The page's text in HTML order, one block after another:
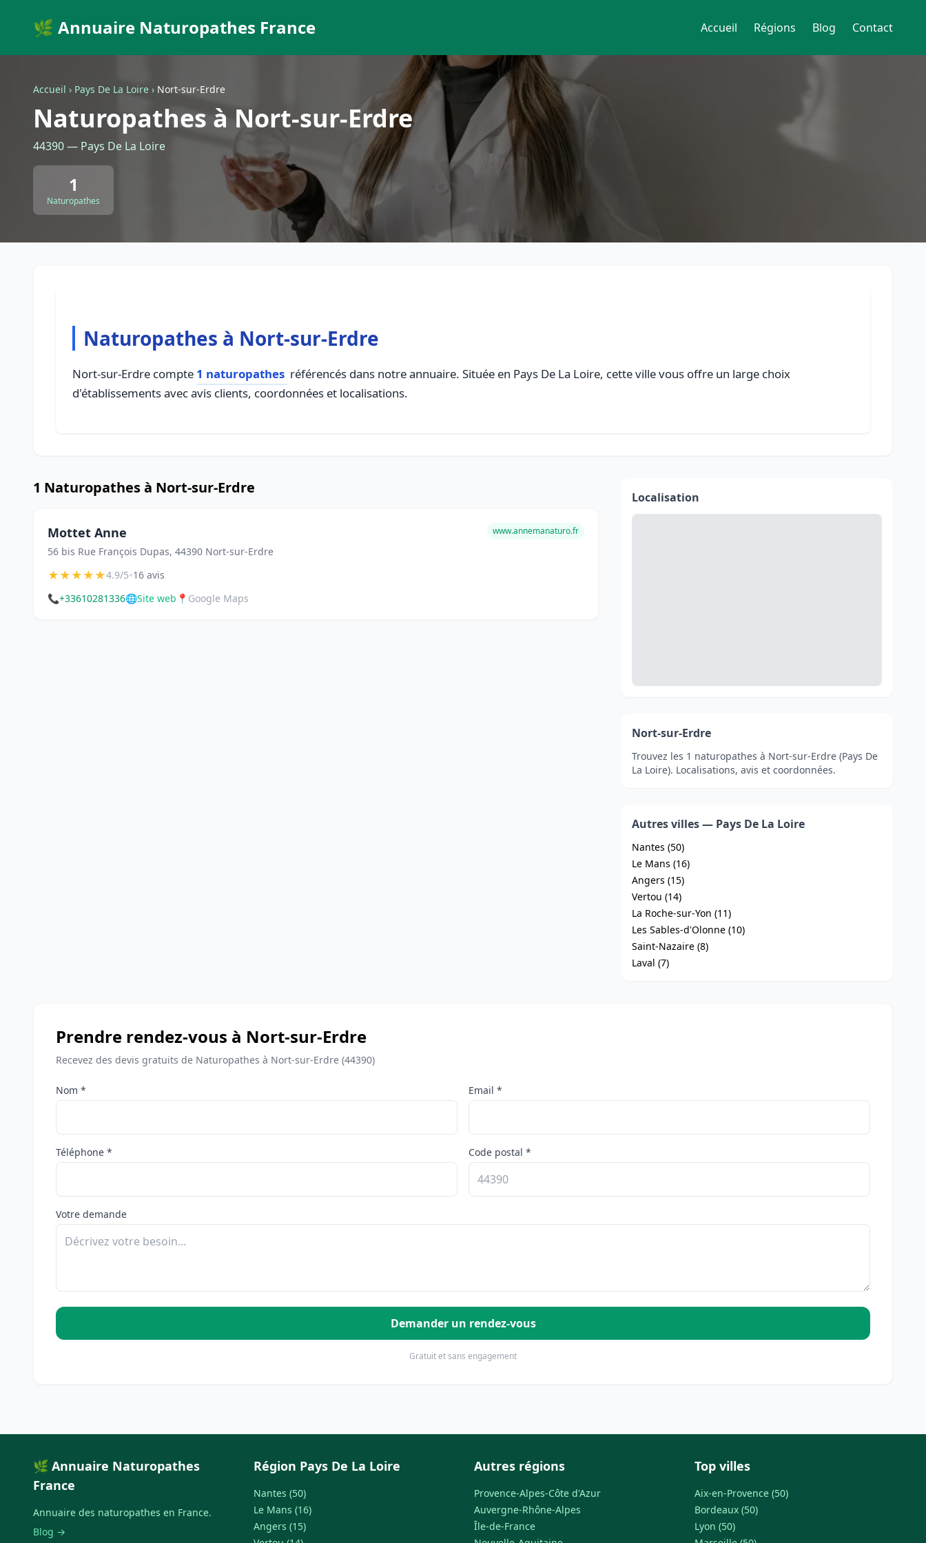
🌿 Annuaire Naturopathes France Accueil Régions Blog Contact
Accueil › Pays De La Loire › Nort-sur-Erdre
Naturopathes à Nort-sur-Erdre
44390 — Pays De La Loire
1
Naturopathes
Naturopathes à Nort-sur-Erdre
Nort-sur-Erdre compte 1 naturopathes référencés dans notre annuaire. Située en Pays De La Loire, cette ville vous offre un large choix
d'établissements avec avis clients, coordonnées et localisations.
1 Naturopathes à Nort-sur-Erdre
Mottet Anne
56 bis Rue François Dupas, 44390 Nort-sur-Erdre
www.annemanaturo.fr
★★★★★4.9/5•16 avis
📞+33610281336🌐Site web 📍 Google Maps
Localisation
Nort-sur-Erdre
Trouvez les 1 naturopathes à Nort-sur-Erdre (Pays De
La Loire). Localisations, avis et coordonnées.
Autres villes — Pays De La Loire
Nantes (50)
Le Mans (16)
Angers (15)
Vertou (14)
La Roche-sur-Yon (11)
Les Sables-d'Olonne (10)
Saint-Nazaire (8)
Laval (7)
Prendre rendez-vous à Nort-sur-Erdre
Recevez des devis gratuits de Naturopathes à Nort-sur-Erdre (44390)
Nom * Email *
Téléphone * Code postal *
Votre demande
Demander un rendez-vous
Gratuit et sans engagement
🌿 Annuaire Naturopathes
France
Annuaire des naturopathes en France.
Blog →
Région Pays De La Loire
Nantes (50)
Le Mans (16)
Angers (15)
Autres régions
Provence-Alpes-Côte d'Azur
Auvergne-Rhône-Alpes
Île-de-France
Top villes
Aix-en-Provence (50)
Bordeaux (50)
Lyon (50)